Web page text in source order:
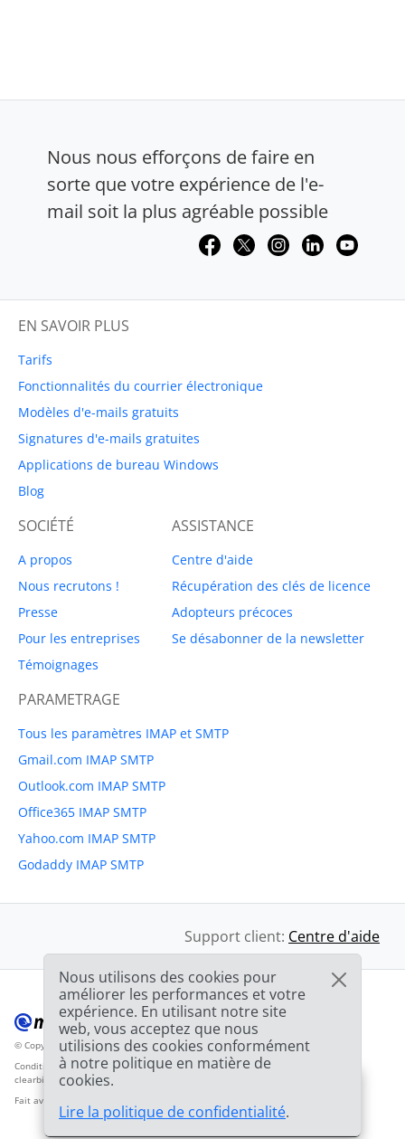
Nous nous efforçons de faire en
sorte que votre expérience de l'e-
mail soit la plus agréable possible
EN SAVOIR PLUS
Tarifs
Fonctionnalités du courrier électronique
Modèles d'e-mails gratuits
Signatures d'e-mails gratuites
Applications de bureau Windows
Blog
SOCIÉTÉ
A propos
Nous recrutons !
Presse
Pour les entreprises
Témoignages
ASSISTANCE
Centre d'aide
Récupération des clés de licence
Adopteurs précoces
Se désabonner de la newsletter
PARAMETRAGE
Tous les paramètres IMAP et SMTP
Gmail.com IMAP SMTP
Outlook.com IMAP SMTP
Office365 IMAP SMTP
Yahoo.com IMAP SMTP
Godaddy IMAP SMTP
Support client: Centre d'aide
© Copyright 2012-2026 Mailbird™Tous droits réservés.
Conditions d'utilisation Politique de confidentialité Plan du site
clearbit.com
Fait avec
Nous utilisons des cookies pour
améliorer les performances et votre
expérience. En utilisant notre site
web, vous acceptez que nous
utilisions des cookies conformément
à notre politique en matière de
cookies.
Lire la politique de confidentialité.
🎉SPECIAL : 75% de
licence estGRATUITE !